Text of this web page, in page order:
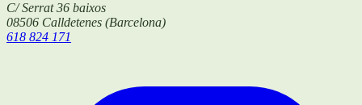
C/ Serrat 36 baixos
08506 Calldetenes (Barcelona)
618 824 171